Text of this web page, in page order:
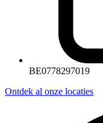
BE0778297019
Ontdek al onze locaties